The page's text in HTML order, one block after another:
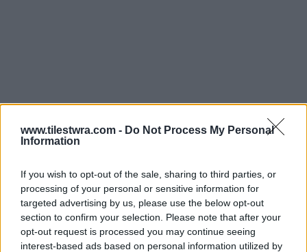
www.tilestwra.com - Do Not Process My Personal
Information
If you wish to opt-out of the sale, sharing to third parties, or
processing of your personal or sensitive information for
targeted advertising by us, please use the below opt-out
section to confirm your selection. Please note that after your
opt-out request is processed you may continue seeing
interest-based ads based on personal information utilized by